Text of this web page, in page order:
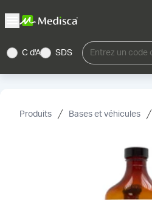
C d'A SDS Entrez un code
Produits Bases et véhicules